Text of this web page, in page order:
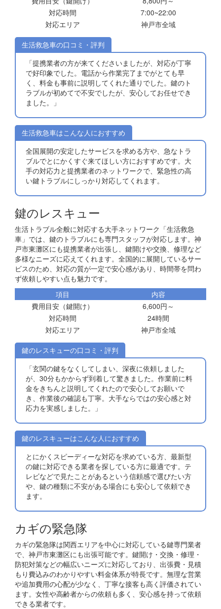
対応時間
7:00~22:00
対応エリア
神戸市全域
生活救急車の口コミ・評判
「提携業者の方が来てくださいましたが、対応が丁寧
で好印象でした。電話から作業完了までがとても早
く、料金も事前に説明してくれた通りでした。鍵のト
ラブルが初めてで不安でしたが、安心してお任せでき
ました。」
生活救急車はこんな人におすすめ
全国展開の安定したサービスを求める方や、急なトラ
ブルでとにかくすぐ来てほしい方におすすめです。大
手の対応力と提携業者のネットワークで、緊急性の高
い鍵トラブルにしっかり対応してくれます。
鍵のレスキュー
生活トラブル全般に対応する大手ネットワーク「生活救急
車」では、鍵のトラブルにも専門スタッフが対応します。神
戸市東灘区にも提携業者が出張し、鍵開けや交換、修理など
多様なニーズに応えてくれます。全国的に展開しているサー
ビスのため、対応の質が一定で安心感があり、時間帯を問わ
ず依頼しやすい点も魅力です。
項目
内容
費用目安（鍵開け）
6,600円～
対応時間
24時間
対応エリア
神戸市全域
鍵のレスキューの口コミ・評判
「玄関の鍵をなくしてしまい、深夜に依頼しました
が、30分もかからず到着して驚きました。作業前に料
金をきちんと説明してくれたので安心してお願いで
き、作業後の確認も丁寧。大手ならではの安心感と対
応力を実感しました。」
鍵のレスキューはこんな人におすすめ
とにかくスピーディーな対応を求めている方、最新型
の鍵に対応できる業者を探している方に最適です。テ
レビなどで見たことがあるという信頼感で選びたい方
や、鍵の種類に不安がある場合にも安心して依頼でき
ます。
カギの緊急隊
カギの緊急隊は関西エリアを中心に対応している鍵専門業者
で、神戸市東灘区にも出張可能です。鍵開け・交換・修理・
防犯対策などの幅広いニーズに対応しており、出張費・見積
もり費込みのわかりやすい料金体系が特長です。無理な営業
や追加費用の心配が少なく、丁寧な接客も高く評価されてい
ます。女性や高齢者からの依頼も多く、安心感を持って依頼
できる業者です。